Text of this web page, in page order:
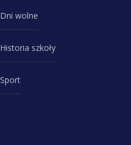
Dni wolne
Historia szkoły
Sport